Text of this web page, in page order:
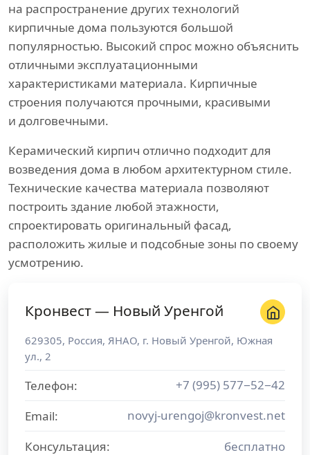
на распространение других технологий
кирпичные дома пользуются большой
популярностью. Высокий спрос можно объяснить
отличными эксплуатационными
характеристиками материала. Кирпичные
строения получаются прочными, красивыми
и долговечными.
Керамический кирпич отлично подходит для
возведения дома в любом архитектурном стиле.
Технические качества материала позволяют
построить здание любой этажности,
спроектировать оригинальный фасад,
расположить жилые и подсобные зоны по своему
усмотрению.
Кронвест — Новый Уренгой
629305, Россия, ЯНАО, г. Новый Уренгой, Южная
ул., 2
Телефон:
+7 (995) 577−52−42
Email:
novyj-urengoj@kronvest.net
Консультация:
бесплатно